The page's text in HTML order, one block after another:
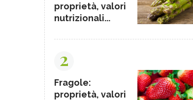
proprietà, valori
nutrizionali...
2
Fragole:
proprietà, valori